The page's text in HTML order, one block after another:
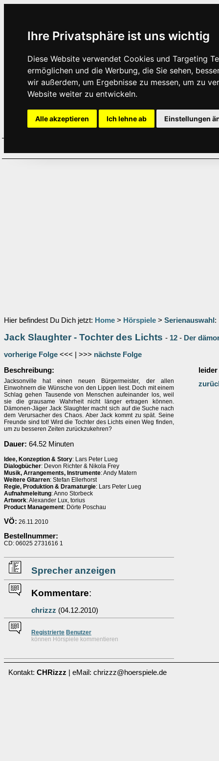
Ihre Privatsphäre ist uns wichtig
Diese Website verwendet Cookies und Targeting
ermöglichen und die Werbung, die Sie sehen,
wir außerdem, um Ergebnisse zu messen, um zu
Website weiter zu entwickeln.
Alle akzeptieren Ich lehne ab Einstellungen
Hier befindest Du Dich jetzt: Home > Hörspiele > Serienauswahl :
Jack Slaughter - Tochter des Lichts - 12 - Der
vorherige Folge <<< | >>> nächste Folge
Beschreibung:
Jacksonville hat einen neuen Bürgermeister, der allen
Einwohnern die Wünsche von den Lippen liest. Doch mit einem
Schlag gehen Tausende von Menschen aufeinander los, weil
sie die grausame Wahrheit nicht länger ertragen können.
Dämonen-Jäger Jack Slaughter macht sich auf die Suche nach
dem Verursacher des Chaos. Aber Jack kommt zu spät. Seine
Freunde sind tot! Wird die Tochter des Lichts einen Weg finden,
um zu besseren Zeiten zurückzukehren?
Dauer: 64.52 Minuten
Idee, Konzeption & Story: Lars Peter Lueg
Dialogbücher: Devon Richter & Nikola Frey
Musik, Arrangements, Instrumente: Andy Matern
Weitere Gitarren: Stefan Ellerhorst
Regie, Produktion & Dramaturgie: Lars Peter Lueg
Aufnahmeleitung: Anno Storbeck
Artwork: Alexander Lux, torius
Product Management: Dörte Poschau
VÖ: 26.11.2010
Bestellnummer:
CD: 06025 2731616 1
Sprecher anzeigen
Kommentare:
chrizzz (04.12.2010)
Registrierte Benutzer
können Hörspiele kommentieren
Kontakt: CHRizzz | eMail: chrizzz@hoerspiele.de